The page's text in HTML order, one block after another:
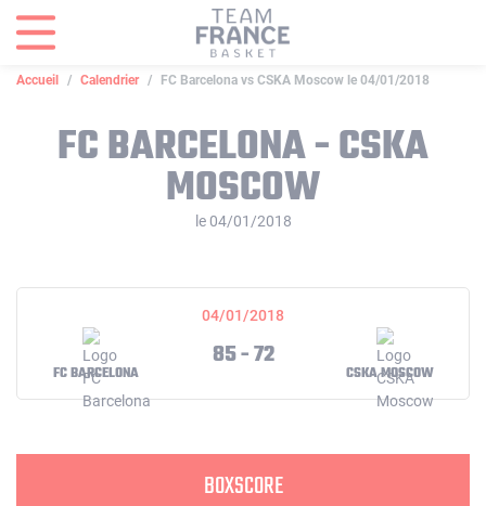
Accueil Calendrier FC Barcelona vs CSKA Moscow le 04/01/2018
FC BARCELONA - CSKA
MOSCOW
le 04/01/2018
04/01/2018
FC BARCELONA
85 - 72
CSKA MOSCOW
BOXSCORE
Panneau de gestion des cookies